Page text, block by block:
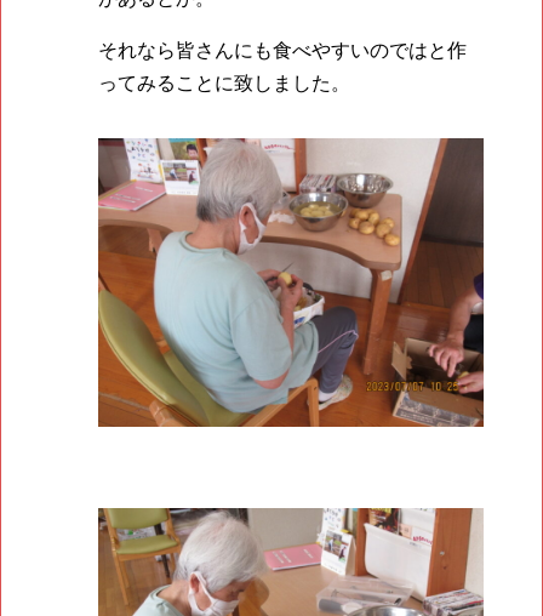
それなら皆さんにも食べやすいのではと作
ってみることに致しました。